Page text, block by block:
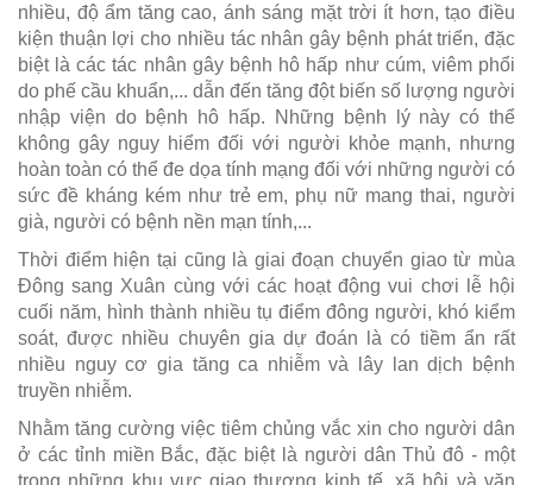
nhiều, độ ẩm tăng cao, ánh sáng mặt trời ít hơn, tạo điều
kiện thuận lợi cho nhiều tác nhân gây bệnh phát triển, đặc
biệt là các tác nhân gây bệnh hô hấp như cúm, viêm phổi
do phế cầu khuẩn,... dẫn đến tăng đột biến số lượng người
nhập viện do bệnh hô hấp. Những bệnh lý này có thể
không gây nguy hiểm đối với người khỏe mạnh, nhưng
hoàn toàn có thể đe dọa tính mạng đối với những người có
sức đề kháng kém như trẻ em, phụ nữ mang thai, người
già, người có bệnh nền mạn tính,...
Thời điểm hiện tại cũng là giai đoạn chuyển giao từ mùa
Đông sang Xuân cùng với các hoạt động vui chơi lễ hội
cuối năm, hình thành nhiều tụ điểm đông người, khó kiểm
soát, được nhiều chuyên gia dự đoán là có tiềm ẩn rất
nhiều nguy cơ gia tăng ca nhiễm và lây lan dịch bệnh
truyền nhiễm.
Nhằm tăng cường việc tiêm chủng vắc xin cho người dân
ở các tỉnh miền Bắc, đặc biệt là người dân Thủ đô - một
trong những khu vực giao thương kinh tế, xã hội và văn